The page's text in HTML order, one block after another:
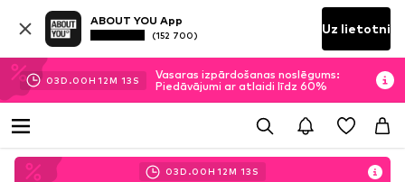
ABOUT YOU App
(152 700) Uz lietotni
03D.00H 12M 11 S
Vasaras izpārdošanas noslēgums:
Piedāvājumi ar atlaidi līdz 60%
03D.00H 12M 11 S